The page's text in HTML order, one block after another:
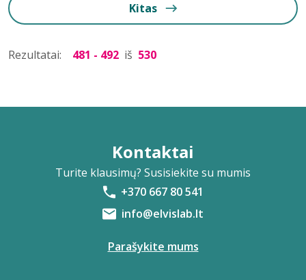
Kitas
Rezultatai: 481 - 492 iš 530
Kontaktai
Turite klausimų? Susisiekite su mumis
+370 667 80 541
info@elvislab.lt
Parašykite mums